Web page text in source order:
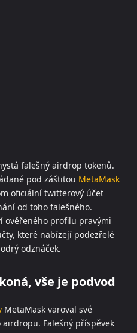
falešný airdrop tokenů.
pod záštitou MetaMask
oficiální twitterový účet
od toho falešného.
ověřeného profilu pravými
které nabízejí podezřelé
odznáček.
vše je podvod
MetaMask varoval své
Falešný příspěvek